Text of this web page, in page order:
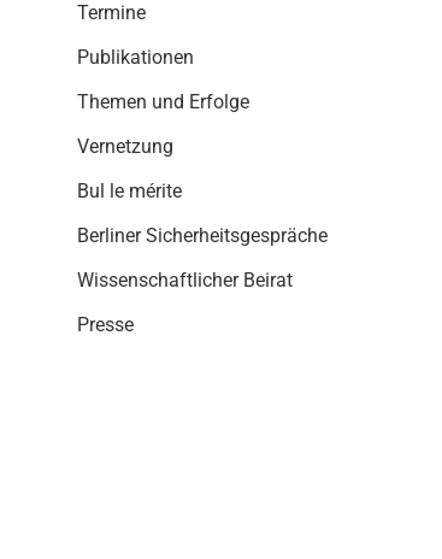
Termine
Publikationen
Themen und Erfolge
Vernetzung
Bul le mérite
Berliner Sicherheitsgespräche
Wissenschaftlicher Beirat
Presse